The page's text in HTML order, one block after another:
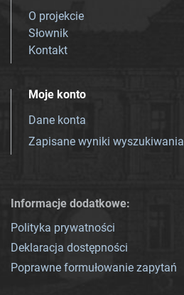
O projekcie
Słownik
Kontakt
Moje konto
Dane konta
Zapisane wyniki wyszukiwania
Informacje dodatkowe:
Polityka prywatności
Deklaracja dostępności
Poprawne formułowanie zapytań